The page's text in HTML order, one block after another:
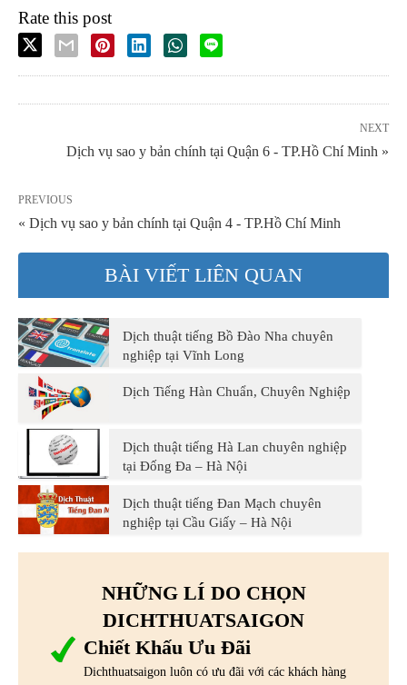
Rate this post
NEXT
Dịch vụ sao y bản chính tại Quận 6 - TP.Hồ Chí Minh »
PREVIOUS
« Dịch vụ sao y bản chính tại Quận 4 - TP.Hồ Chí Minh
BÀI VIẾT LIÊN QUAN
Dịch thuật tiếng Bồ Đào Nha chuyên
nghiệp tại Vĩnh Long
Dịch Tiếng Hàn Chuẩn, Chuyên Nghiệp
Dịch thuật tiếng Hà Lan chuyên nghiệp
tại Đống Đa – Hà Nội
Dịch thuật tiếng Đan Mạch chuyên
nghiệp tại Cầu Giấy – Hà Nội
NHỮNG LÍ DO CHỌN
DICHTHUATSAIGON
Chiết Khấu Ưu Đãi
Dichthuatsaigon luôn có ưu đãi với các khách hàng